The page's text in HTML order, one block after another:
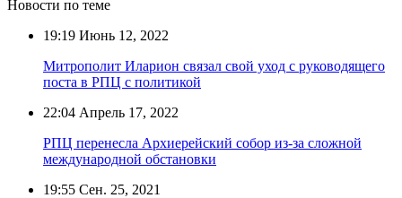
Новости по теме
19:19 Июнь 12, 2022
Митрополит Иларион связал свой уход с руководящего
поста в РПЦ с политикой
22:04 Апрель 17, 2022
РПЦ перенесла Архиерейский собор из-за сложной
международной обстановки
19:55 Сен. 25, 2021